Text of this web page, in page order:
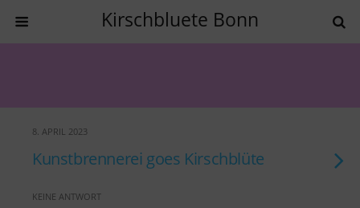
Kirschbluete Bonn
8. APRIL 2023
Kunstbrennerei goes Kirschblüte
KEINE ANTWORT